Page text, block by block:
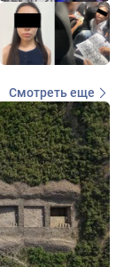
Смотреть еще